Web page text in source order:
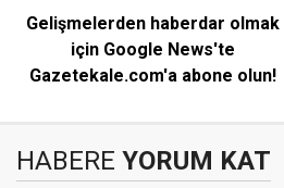
Gelişmelerden haberdar olmak
için Google News'te
Gazetekale.com'a abone olun!
HABERE YORUM KAT